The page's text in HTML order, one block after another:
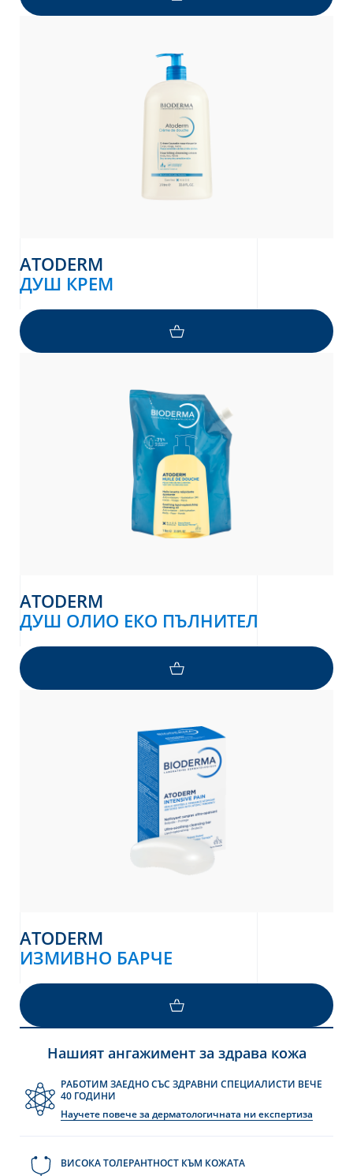
ATODERM
ДУШ КРЕМ
ATODERM
ДУШ ОЛИО ЕКО ПЪЛНИТЕЛ
ATODERM
ИЗМИВНО БАРЧЕ
ВИЖТЕ ПОВЕЧЕНашият ангажимент за здрава кожа
РАБОТИМ ЗАЕДНО СЪС ЗДРАВНИ СПЕЦИАЛИСТИ ВЕЧЕ
40 ГОДИНИ
Научете повече за дерматологичната ни експертиза
ВИСОКА ТОЛЕРАНТНОСТ КЪМ КОЖАТА